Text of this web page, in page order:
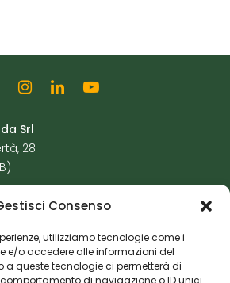
Consenso
utilizziamo tecnologie come i
e/o accedere alle informazioni del
a queste tecnologie ci permetterà di
di navigazione o ID unici
Srl
28